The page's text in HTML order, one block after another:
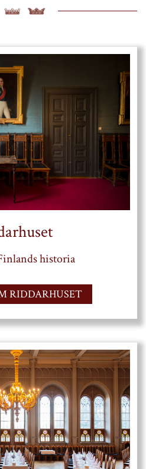
historia
RIDDARHUSET